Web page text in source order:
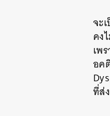
จะ
คง
เพ
อค
ที่ส่